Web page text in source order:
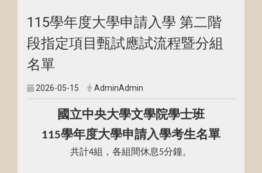
115學年度大學申請入學 第二階
段指定項目甄試應試流程暨分組
名單
2026-05-15 AdminAdmin
國立中央大學文學院學士班
115學年度大學申請入學考生名單
共計4組，各組間休息5分鐘。